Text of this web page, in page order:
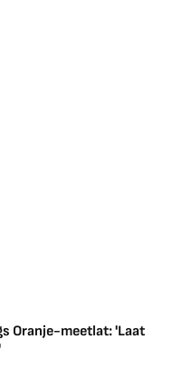
Oranje-meetlat: 'Laat